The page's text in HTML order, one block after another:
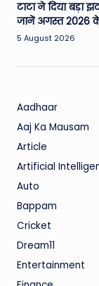
टाटा ने दिया बड़ा
जानें अगस्त 2026 के
5 August 2026
Aadhaar
Aaj Ka Mausam
Article
Artificial
Auto
Bappam
Cricket
Dream11
Entertainment